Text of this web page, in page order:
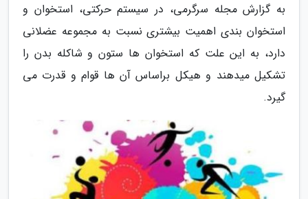
به گزارش مجله سرگرمی، در سیستم حرکتی، استخوان و
استخوان بندی اهمیت بیشتری نسبت به مجموعه عضلانی
دارد، به این علت که استخوان ها ستون و شاکله بدن را
تشکیل میدهند و هیکل براساس آن ها قوام و قدرت می
گیرد.